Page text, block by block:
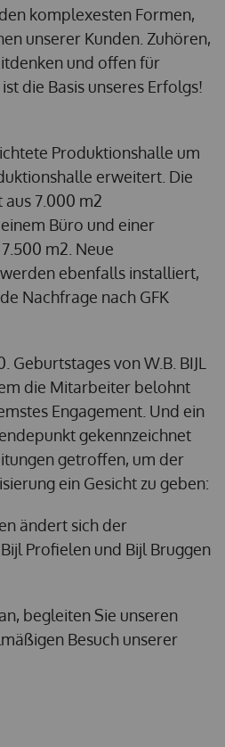
komplexesten Formen,
unserer Kunden. Zuhören,
und offen für
die Basis unseres Erfolgs!
Produktionshalle um
erweitert. Die
aus 7.000 m2
Büro und einer
m2. Neue
ebenfalls installiert,
Nachfrage nach GFK
Geburtstages von W.B. BIJL
die Mitarbeiter belohnt
Engagement. Und ein
gekennzeichnet
getroffen, um der
ein Gesicht zu geben:
ändert sich der
Profielen und Bijl Bruggen
begleiten Sie unseren
Besuch unserer